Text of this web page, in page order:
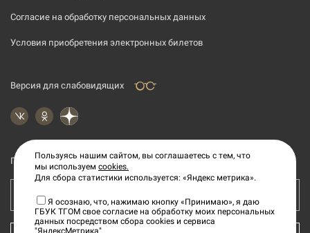
Согласие на обработку персональных данных
Условия приобретения электронных билетов
Версия для слабовидящих
Подпишитесь на рассылку новостей
Ваш e-mail адрес
Пользуясь нашим сайтом, вы соглашаетесь с тем, что
мы используем cookies.
Для сбора статистики используется: «Яндекс метрика».
Я осознаю, что, нажимаю кнопку «Принимаю», я даю
ГБУК ТГОМ свое согласие на обработку моих персональных
данных посредством сбора cookies и сервиса
"ЯндексМетрика"